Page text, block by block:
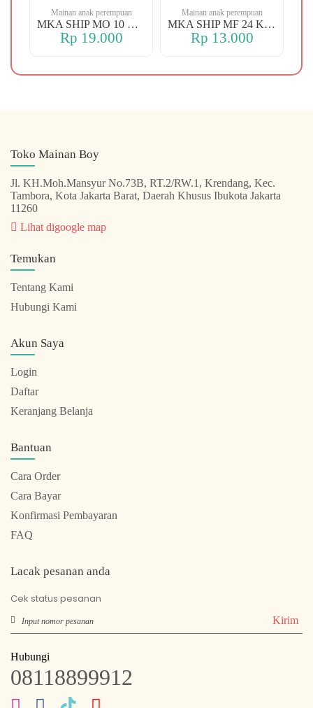
Mainan anak perempuan
MKA SHIP MO 10 CHERRY
Rp 19.000
Mainan anak perempuan
MKA SHIP MF 24 KERANJANG
Rp 13.000
Toko Mainan Boy
Jl. KH.Moh.Mansyur No.73B, RT.2/RW.1, Krendang, Kec.
Tambora, Kota Jakarta Barat, Daerah Khusus Ibukota Jakarta
11260
Lihat digoogle map
Temukan
Tentang Kami
Hubungi Kami
Akun Saya
Login
Daftar
Keranjang Belanja
Bantuan
Cara Order
Cara Bayar
Konfirmasi Pembayaran
FAQ
Lacak pesanan anda
Cek status pesanan
Kirim
Hubungi
08118899912